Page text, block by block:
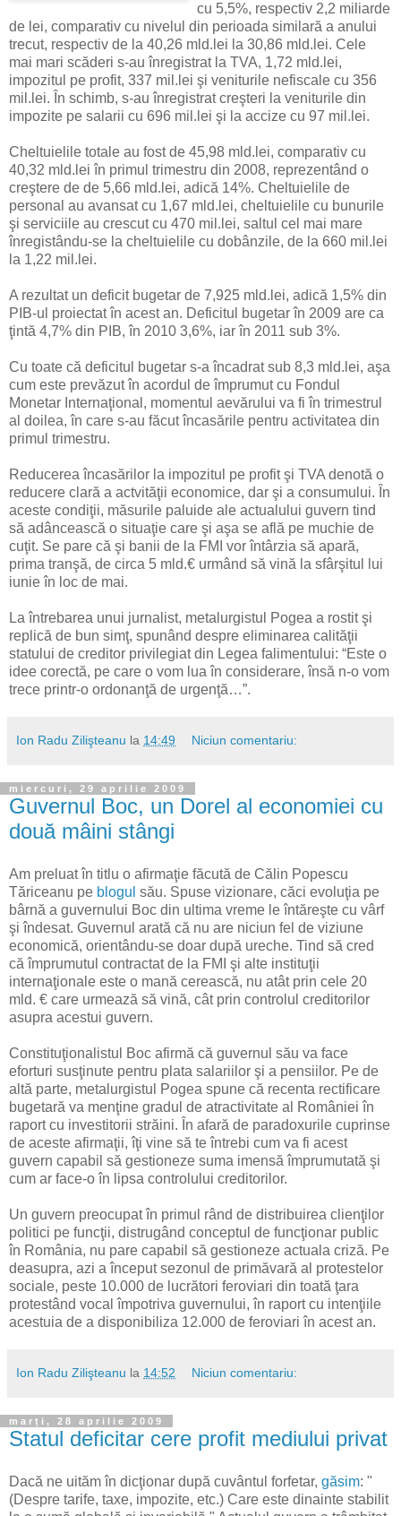
cu 5,5%, respectiv 2,2 miliarde
de lei, comparativ cu nivelul din perioada similară a anului
trecut, respectiv de la 40,26 mld.lei la 30,86 mld.lei. Cele
mai mari scăderi s-au înregistrat la TVA, 1,72 mld.lei,
impozitul pe profit, 337 mil.lei şi veniturile nefiscale cu 356
mil.lei. În schimb, s-au înregistrat creşteri la veniturile din
impozite pe salarii cu 696 mil.lei şi la accize cu 97 mil.lei.
Cheltuielile totale au fost de 45,98 mld.lei, comparativ cu
40,32 mld.lei în primul trimestru din 2008, reprezentând o
creştere de de 5,66 mld.lei, adică 14%. Cheltuielile de
personal au avansat cu 1,67 mld.lei, cheltuielile cu bunurile
şi serviciile au crescut cu 470 mil.lei, saltul cel mai mare
înregistându-se la cheltuielile cu dobânzile, de la 660 mil.lei
la 1,22 mil.lei.
A rezultat un deficit bugetar de 7,925 mld.lei, adică 1,5% din
PIB-ul proiectat în acest an. Deficitul bugetar în 2009 are ca
ţintă 4,7% din PIB, în 2010 3,6%, iar în 2011 sub 3%.
Cu toate că deficitul bugetar s-a încadrat sub 8,3 mld.lei, aşa
cum este prevăzut în acordul de împrumut cu Fondul
Monetar Internaţional, momentul aevărului va fi în trimestrul
al doilea, în care s-au făcut încasările pentru activitatea din
primul trimestru.
Reducerea încasărilor la impozitul pe profit şi TVA denotă o
reducere clară a actvităţii economice, dar şi a consumului. În
aceste condiţii, măsurile paluide ale actualului guvern tind
să adâncească o situaţie care şi aşa se află pe muchie de
cuţit. Se pare că şi banii de la FMI vor întârzia să apară,
prima tranşă, de circa 5 mld.€ urmând să vină la sfârşitul lui
iunie în loc de mai.
La întrebarea unui jurnalist, metalurgistul Pogea a rostit şi
replică de bun simţ, spunând despre eliminarea calităţii
statului de creditor privilegiat din Legea falimentului: “Este o
idee corectă, pe care o vom lua în considerare, însă n-o vom
trece printr-o ordonanţă de urgenţă…”.
Ion Radu Zilişteanu la 14:49 Niciun comentariu:
miercuri, 29 aprilie 2009
Guvernul Boc, un Dorel al economiei cu
două mâini stângi
Am preluat în titlu o afirmaţie făcută de Călin Popescu
Tăriceanu pe blogul său. Spuse vizionare, căci evoluţia pe
bârnă a guvernului Boc din ultima vreme le întăreşte cu vârf
şi îndesat. Guvernul arată că nu are niciun fel de viziune
economică, orientându-se doar după ureche. Tind să cred
că împrumutul contractat de la FMI şi alte instituţii
internaţionale este o mană cerească, nu atât prin cele 20
mld. € care urmează să vină, cât prin controlul creditorilor
asupra acestui guvern.
Constituţionalistul Boc afirmă că guvernul său va face
eforturi susţinute pentru plata salariilor şi a pensiilor. Pe de
altă parte, metalurgistul Pogea spune că recenta rectificare
bugetară va menţine gradul de atractivitate al României în
raport cu investitorii străini. În afară de paradoxurile cuprinse
de aceste afirmaţii, îţi vine să te întrebi cum va fi acest
guvern capabil să gestioneze suma imensă împrumutată şi
cum ar face-o în lipsa controlului creditorilor.
Un guvern preocupat în primul rând de distribuirea clienţilor
politici pe funcţii, distrugând conceptul de funcţionar public
în România, nu pare capabil să gestioneze actuala criză. Pe
deasupra, azi a început sezonul de primăvară al protestelor
sociale, peste 10.000 de lucrători feroviari din toată ţara
protestând vocal împotriva guvernului, în raport cu intenţiile
acestuia de a disponibiliza 12.000 de feroviari în acest an.
Ion Radu Zilişteanu la 14:52 Niciun comentariu:
marți, 28 aprilie 2009
Statul deficitar cere profit mediului privat
Dacă ne uităm în dicţionar după cuvântul forfetar, găsim: "
(Despre tarife, taxe, impozite, etc.) Care este dinainte stabilit